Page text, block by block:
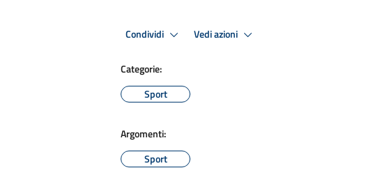
Condividi Vedi azioni
Categorie:
Sport
Argomenti:
Sport